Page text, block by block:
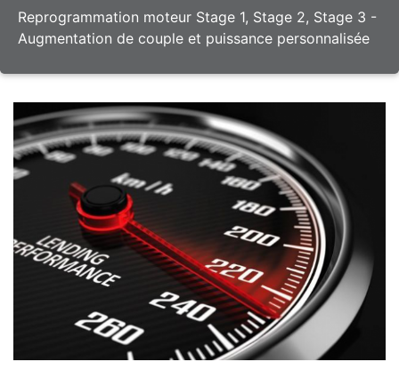
Reprogrammation moteur Stage 1, Stage 2, Stage 3 -
Augmentation de couple et puissance personnalisée